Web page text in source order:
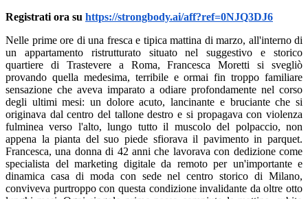
Registrati ora su https://strongbody.ai/aff?ref=0NJQ3DJ6
Nelle prime ore di una fresca e tipica mattina di marzo, all'interno di
un appartamento ristrutturato situato nel suggestivo e storico
quartiere di Trastevere a Roma, Francesca Moretti si svegliò
provando quella medesima, terribile e ormai fin troppo familiare
sensazione che aveva imparato a odiare profondamente nel corso
degli ultimi mesi: un dolore acuto, lancinante e bruciante che si
originava dal centro del tallone destro e si propagava con violenza
fulminea verso l'alto, lungo tutto il muscolo del polpaccio, non
appena la pianta del suo piede sfiorava il pavimento in parquet.
Francesca, una donna di 42 anni che lavorava con dedizione come
specialista del marketing digitale da remoto per un'importante e
dinamica casa di moda con sede nel centro storico di Milano,
conviveva purtroppo con questa condizione invalidante da oltre otto